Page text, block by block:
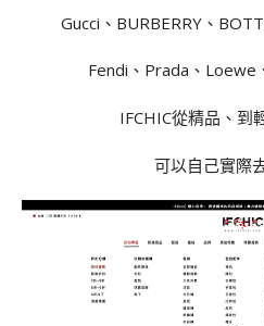
Gucci、BURBERRY、
Fendi、Prada、Loewe
IFCHIC從精品、到
可以自己實際